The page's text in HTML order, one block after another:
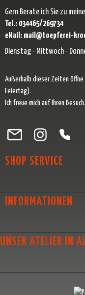
Gern Berate ich Sie zu
Tel.: 034465/269734
eMail: mail@toepferei-
Dienstag - Mittwoch -
Außerhalb dieser Zeiten öffne
Feiertag).
Ich freue mich auf Ihren Besuch.
Besuche uns auf Facebook –
Schau aufLass
Folge
SHOP SERVICE
INFORMATIONEN
UNSER ATELIER IN